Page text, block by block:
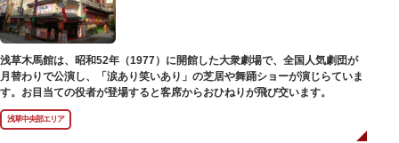
浅草木馬館は、昭和52年（1977）に開館した大衆劇場で、全国人気劇団が
月替わりで公演し、「涙あり笑いあり」の芝居や舞踊ショーが演じらていま
す。お目当ての役者が登場すると客席からおひねりが飛び交います。
浅草中央部エリア